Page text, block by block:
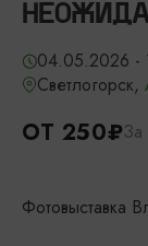
04.05.2026 -
Светлогорск,
ОТ 250₽За
Фотовыставка